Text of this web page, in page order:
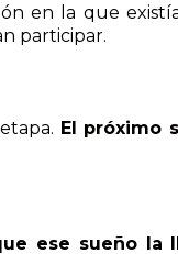
en la que
participar.
El próximo
ese sueño la